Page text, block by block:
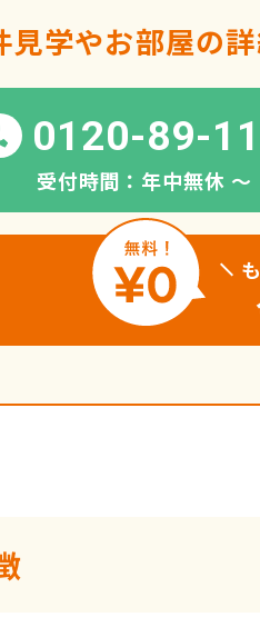
見学やお部屋の
0120-89-
受付時間：年中無休 〜